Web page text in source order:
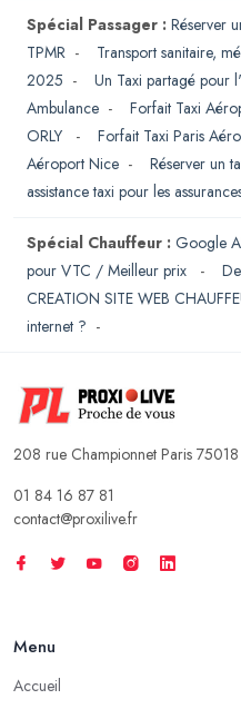
Spécial Passager : Réserver
TPMR - Transport sanitaire,
2025 - Un Taxi partagé pour
Ambulance - Forfait Taxi
ORLY
- Forfait Taxi Paris
Aéroport Nice - Réserver un
assistance taxi pour les
Spécial Chauffeur : Google
pour VTC / Meilleur prix
-
CREATION SITE WEB
internet ? -
208 rue Championnet Paris
01 84 16 87 81
contact@proxilive.fr
Menu
Accueil